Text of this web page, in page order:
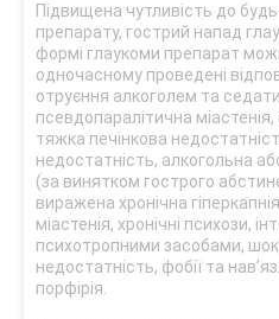
Підвищена чутливість до
препарату, гострий напад
формі глаукоми препарат
одночасному проведені
отруєння алкоголем та
псевдопаралітична
тяжка печінкова
недостатність, алкогольна
(за винятком гострого
виражена хронічна
міастенія, хронічні психози,
психотропними засобами,
недостатність, фобії та
порфірія.